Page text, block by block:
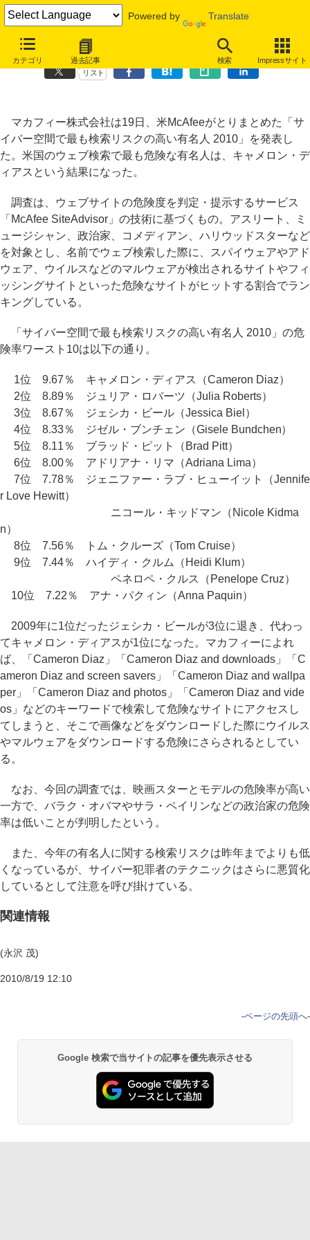
Powered by Translate
カテゴリ 過去記事 検索 Impressサイト
ネット検索で最も危険な有名人、今年は「キャメロン・ディアス」
リスト
マカフィー株式会社は19日、米McAfeeがとりまとめた「サ
イバー空間で最も検索リスクの高い有名人 2010」を発表し
た。米国のウェブ検索で最も危険な有名人は、キャメロン・デ
ィアスという結果になった。
調査は、ウェブサイトの危険度を判定・提示するサービス
「McAfee SiteAdvisor」の技術に基づくもの。アスリート、ミ
ュージシャン、政治家、コメディアン、ハリウッドスターなど
を対象とし、名前でウェブ検索した際に、スパイウェアやアド
ウェア、ウイルスなどのマルウェアが検出されるサイトやフィ
ッシングサイトといった危険なサイトがヒットする割合でラン
キングしている。
「サイバー空間で最も検索リスクの高い有名人 2010」の危
険率ワースト10は以下の通り。
1位 9.67％ キャメロン・ディアス（Cameron Diaz）
2位 8.89％ ジュリア・ロバーツ（Julia Roberts）
3位 8.67％ ジェシカ・ビール（Jessica Biel）
4位 8.33％ ジゼル・ブンチェン（Gisele Bundchen）
5位 8.11％ ブラッド・ピット（Brad Pitt）
6位 8.00％ アドリアナ・リマ（Adriana Lima）
7位 7.78％ ジェニファー・ラブ・ヒューイット（Jennife
r Love Hewitt）
ニコール・キッドマン（Nicole Kidma
n）
8位 7.56％ トム・クルーズ（Tom Cruise）
9位 7.44％ ハイディ・クルム（Heidi Klum）
ペネロペ・クルス（Penelope Cruz）
10位 7.22％ アナ・パクィン（Anna Paquin）
2009年に1位だったジェシカ・ビールが3位に退き、代わっ
てキャメロン・ディアスが1位になった。マカフィーによれ
ば、「Cameron Diaz」「Cameron Diaz and downloads」「C
ameron Diaz and screen savers」「Cameron Diaz and wallpa
per」「Cameron Diaz and photos」「Cameron Diaz and vide
os」などのキーワードで検索して危険なサイトにアクセスし
てしまうと、そこで画像などをダウンロードした際にウイルス
やマルウェアをダウンロードする危険にさらされるとしてい
る。
なお、今回の調査では、映画スターとモデルの危険率が高い
一方で、バラク・オバマやサラ・ペイリンなどの政治家の危険
率は低いことが判明したという。
また、今年の有名人に関する検索リスクは昨年までよりも低
くなっているが、サイバー犯罪者のテクニックはさらに悪質化
しているとして注意を呼び掛けている。
関連情報
(永沢 茂)
2010/8/19 12:10
-ページの先頭へ-
Google 検索で当サイトの記事を優先表示させる